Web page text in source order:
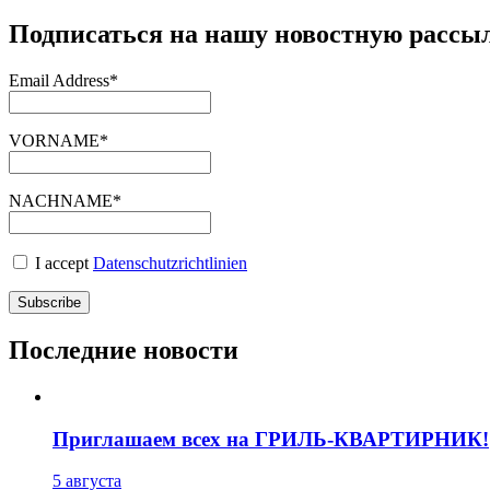
Подписаться на нашу новостную
Email Address*
VORNAME*
NACHNAME*
I accept Datenschutzrichtlinien
Последние новости
Приглашаем всех на ГРИЛЬ-КВАРТИРНИК!
5 августа